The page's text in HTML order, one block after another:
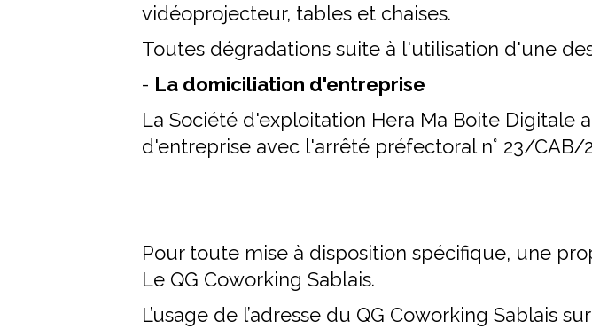
vidéoprojecteur, tables et chaises.
Toutes dégradations suite à l'utilisation d'une
- La domiciliation d'entreprise
La Société d'exploitation Hera Ma Boite
d'entreprise avec l'arrêté préfectoral n° 23/CAB/
Pour toute mise à disposition spécifique, une
Le QG Coworking Sablais.
L’usage de l’adresse du QG Coworking Sablais